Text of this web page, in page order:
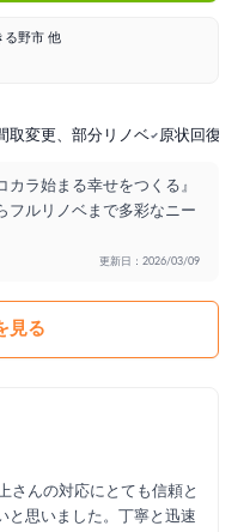
る野市 他
取変更、部分リノベ 原状回復リ
ラ始まる幸せをつくる』
フルリノベまで多彩なニー
更新日：2026/03/09
見る
さんの対応にとても信頼と
と思いました。丁寧と迅速